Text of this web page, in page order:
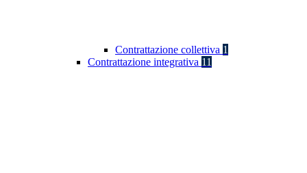
Contrattazione collettiva 1
Contrattazione integrativa 11